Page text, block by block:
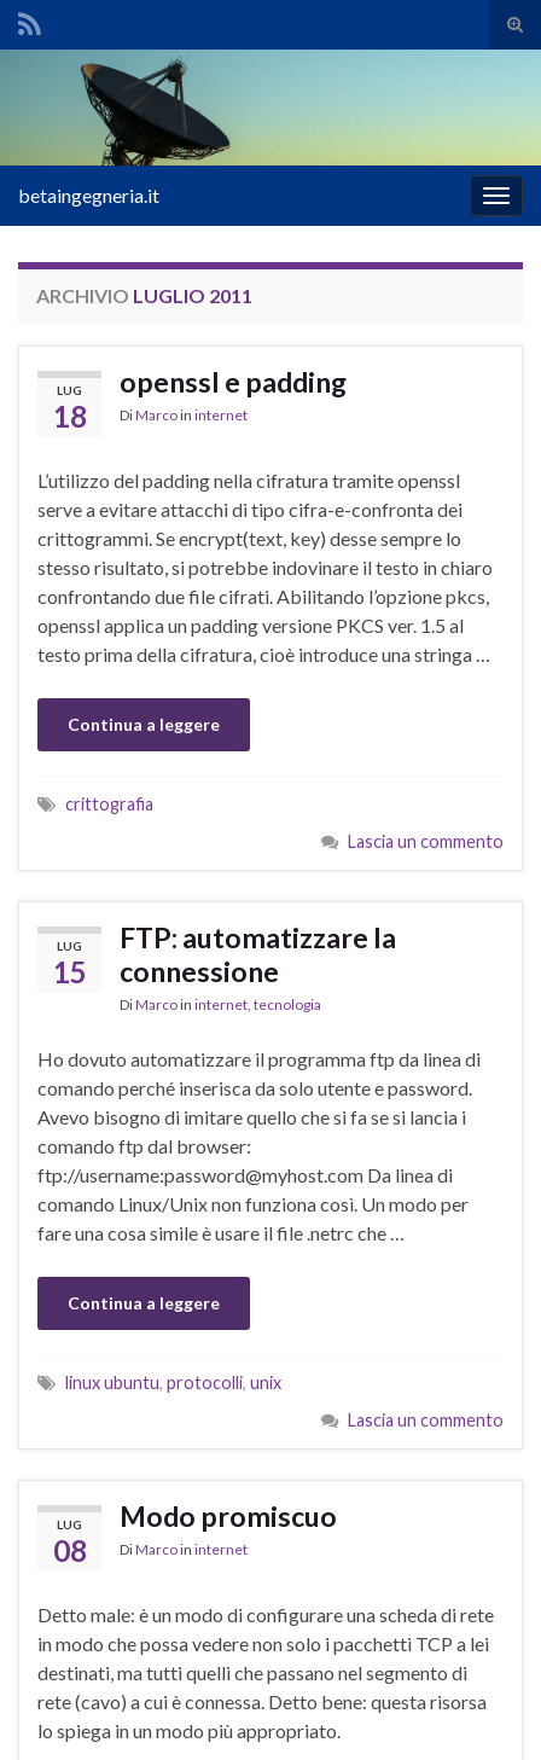
il
Search for:
la
betaingegneria.it
ARCHIVIO LUGLIO 2011
LUG
18
openssl e padding
DiMarcoin internet
L’utilizzo del padding nella cifratura tramite openssl
serve a evitare attacchi di tipo cifra-e-confronta dei
crittogrammi. Se encrypt(text, key) desse sempre lo
stesso risultato, si potrebbe indovinare il testo in chiaro
confrontando due file cifrati. Abilitando l’opzione pkcs,
openssl applica un padding versione PKCS ver. 1.5 al
testo prima della cifratura, cioè introduce una stringa …
Continua a leggere
crittografia
Lascia un commento
LUG
15
FTP: automatizzare la
connessione
DiMarcoin internet tecnologia
Ho dovuto automatizzare il programma ftp da linea di
comando perché inserisca da solo utente e password.
Avevo bisogno di imitare quello che si fa se si lancia i
comando ftp dal browser:
ftp://username:password@myhost.com Da linea di
comando Linux/Unix non funziona così. Un modo per
fare una cosa simile è usare il file .netrc che …
Continua a leggere
linux ubuntu, protocolli, unix
Lascia un commento
LUG
08
Modo promiscuo
DiMarcoin internet
Detto male: è un modo di configurare una scheda di rete
in modo che possa vedere non solo i pacchetti TCP a lei
destinati, ma tutti quelli che passano nel segmento di
rete (cavo) a cui è connessa. Detto bene: questa risorsa
lo spiega in un modo più appropriato.